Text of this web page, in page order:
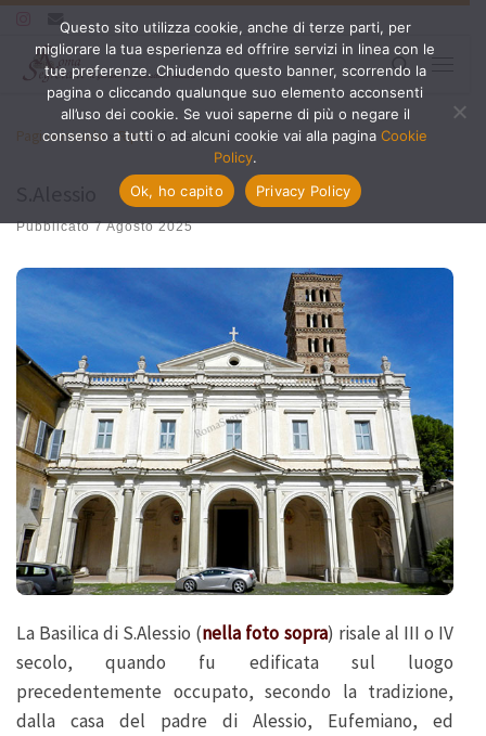
Passa al contenuto
Search
Pagina iniziale »Ripa » S.Alessio
Pubblicato7 Agosto 2025
La Basilica di S.Alessio (nella foto sopra) risale al III o IV
secolo, quando fu edificata sul luogo
precedentemente occupato, secondo la tradizione,
dalla casa del padre di Alessio, Eufemiano, ed
Questo sito utilizza cookie, anche di terze parti, per
migliorare la tua esperienza ed offrire servizi in linea con le
tue preferenze. Chiudendo questo banner, scorrendo la
pagina o cliccando qualunque suo elemento acconsenti
all’uso dei cookie. Se vuoi saperne di più o negare il
consenso a tutti o ad alcuni cookie vai alla pagina Cookie
Policy.
Ok, ho capito
Privacy Policy